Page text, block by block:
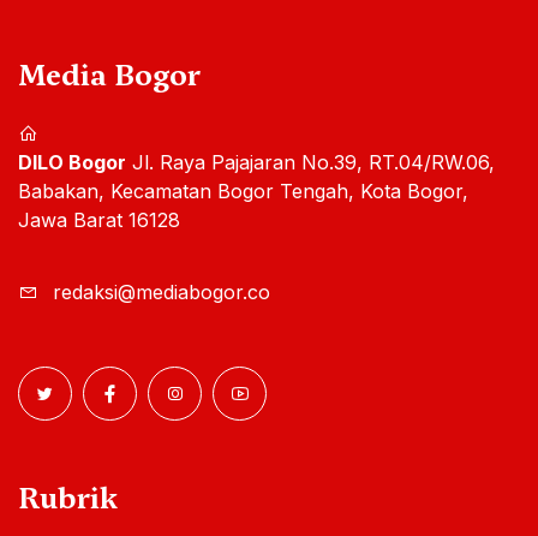
Media Bogor
DILO Bogor Jl. Raya Pajajaran No.39, RT.04/RW.06,
Babakan, Kecamatan Bogor Tengah, Kota Bogor,
Jawa Barat 16128
redaksi@mediabogor.co
Rubrik